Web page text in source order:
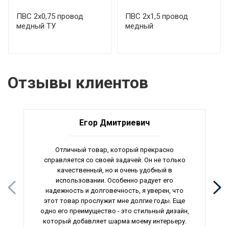
ПВС 2х0,75 провод
медный ТУ
ПВС 2х1,5 провод
медный
Отзывы клиентов
Егор Дмитриевич
Отличный товар, который прекрасно
справляется со своей задачей. Он не только
качественный, но и очень удобный в
использовании. Особенно радует его
надежность и долговечность, я уверен, что
этот товар прослужит мне долгие годы. Еще
одно его преимущество - это стильный дизайн,
который добавляет шарма моему интерьеру.